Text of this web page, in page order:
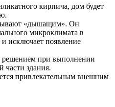
кирпича, дом будет
«дышащим». Он
микроклимата в
исключает появление
решением при выполнении
части здания.
привлекательным внешним